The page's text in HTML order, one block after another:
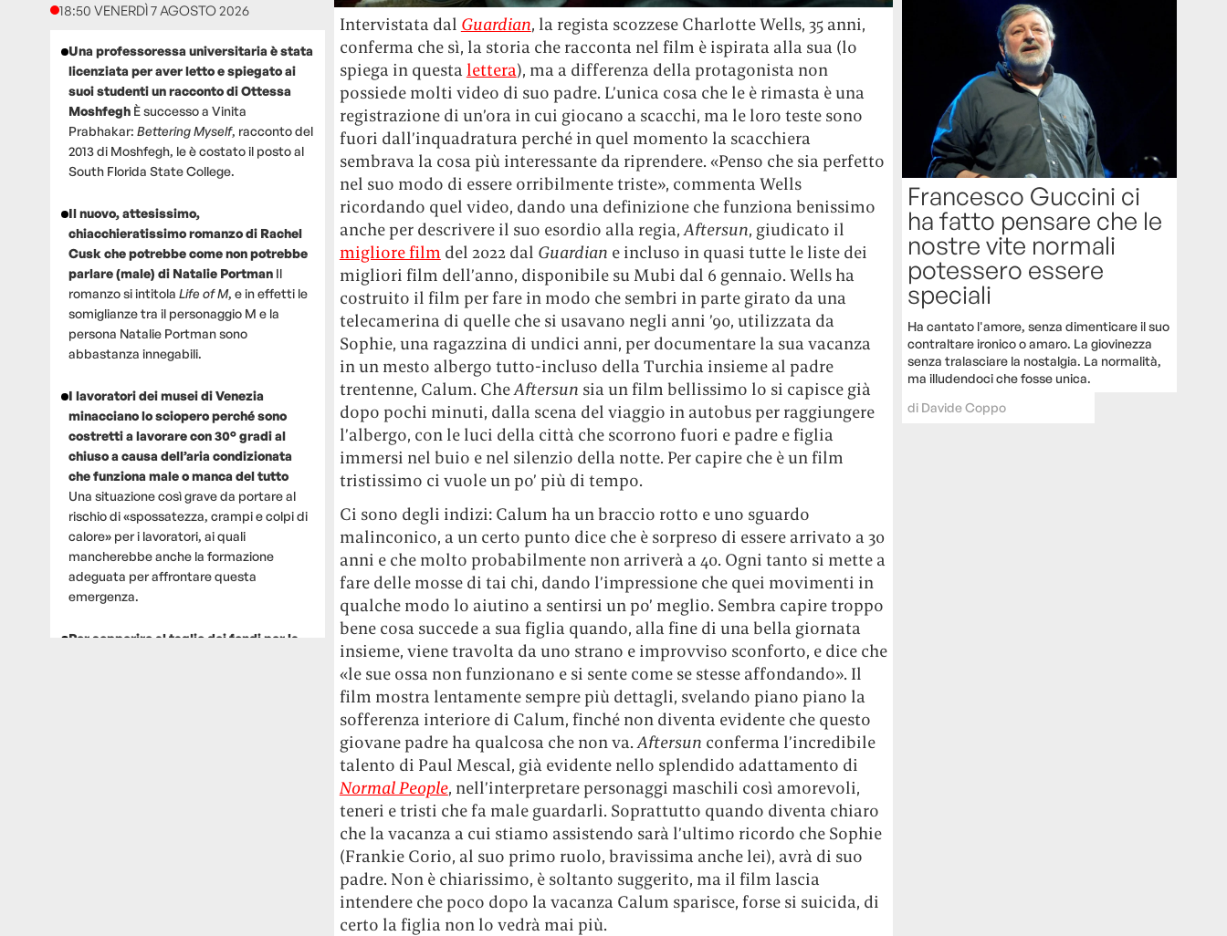
18:50 VENERDÌ 7 AGOSTO 2026
Una professoressa universitaria è stata
licenziata per aver letto e spiegato ai
suoi studenti un racconto di Ottessa
Moshfegh È successo a Vinita
Prabhakar: Bettering Myself, racconto del
2013 di Moshfegh, le è costato il posto al
South Florida State College.
Il nuovo, attesissimo,
chiacchieratissimo romanzo di Rachel
Cusk che potrebbe come non potrebbe
parlare (male) di Natalie Portman Il
romanzo si intitola Life of M, e in effetti le
somiglianze tra il personaggio M e la
persona Natalie Portman sono
abbastanza innegabili.
I lavoratori dei musei di Venezia
minacciano lo sciopero perché sono
costretti a lavorare con 30° gradi al
chiuso a causa dell’aria condizionata
che funziona male o manca del tutto
Una situazione così grave da portare al
rischio di «spossatezza, crampi e colpi di
calore» per i lavoratori, ai quali
mancherebbe anche la formazione
adeguata per affrontare questa
emergenza.
Per sopperire al taglio dei fondi per la
Intervistata dal Guardian, la regista scozzese Charlotte Wells, 35 anni,
conferma che sì, la storia che racconta nel film è ispirata alla sua (lo
spiega in questa lettera), ma a differenza della protagonista non
possiede molti video di suo padre. L’unica cosa che le è rimasta è una
registrazione di un’ora in cui giocano a scacchi, ma le loro teste sono
fuori dall’inquadratura perché in quel momento la scacchiera
sembrava la cosa più interessante da riprendere. «Penso che sia perfetto
nel suo modo di essere orribilmente triste», commenta Wells
ricordando quel video, dando una definizione che funziona benissimo
anche per descrivere il suo esordio alla regia,Aftersun, giudicato il
migliore film del 2022 dal Guardian e incluso in quasi tutte le liste dei
migliori film dell’anno, disponibile su Mubi dal 6 gennaio. Wells ha
costruito il film per fare in modo che sembri in parte girato da una
telecamerina di quelle che si usavano negli anni ’90, utilizzata da
Sophie, una ragazzina di undici anni, per documentare la sua vacanza
in un mesto albergo tutto-incluso della Turchia insieme al padre
trentenne, Calum. CheAftersun sia un film bellissimo lo si capisce già
dopo pochi minuti, dalla scena del viaggio in autobus per raggiungere
l’albergo, con le luci della città che scorrono fuori e padre e figlia
immersi nel buio e nel silenzio della notte. Per capire che è un film
tristissimo ci vuole un po’ più di tempo.
Ci sono degli indizi: Calum ha un braccio rotto e uno sguardo
malinconico, a un certo punto dice che è sorpreso di essere arrivato a 30
anni e che molto probabilmente non arriverà a 40. Ogni tanto si mette a
fare delle mosse di tai chi, dando l’impressione che quei movimenti in
qualche modo lo aiutino a sentirsi un po’ meglio. Sembra capire troppo
bene cosa succede a sua figlia quando, alla fine di una bella giornata
insieme, viene travolta da uno strano e improvviso sconforto, e dice che
«le sue ossa non funzionano e si sente come se stesse affondando». Il
film mostra lentamente sempre più dettagli, svelando piano piano la
sofferenza interiore di Calum, finché non diventa evidente che questo
giovane padre ha qualcosa che non va.Aftersun conferma l’incredibile
talento di Paul Mescal, già evidente nello splendido adattamento di
Normal People, nell’interpretare personaggi maschili così amorevoli,
teneri e tristi che fa male guardarli. Soprattutto quando diventa chiaro
che la vacanza a cui stiamo assistendo sarà l’ultimo ricordo che Sophie
(Frankie Corio, al suo primo ruolo, bravissima anche lei), avrà di suo
padre. Non è chiarissimo, è soltanto suggerito, ma il film lascia
intendere che poco dopo la vacanza Calum sparisce, forse si suicida, di
certo la figlia non lo vedrà mai più.
Francesco Guccini ci
ha fatto pensare che le
nostre vite normali
potessero essere
speciali
Ha cantato l'amore, senza dimenticare il suo
contraltare ironico o amaro. La giovinezza
senza tralasciare la nostalgia. La normalità,
ma illudendoci che fosse unica.
di Davide Coppo